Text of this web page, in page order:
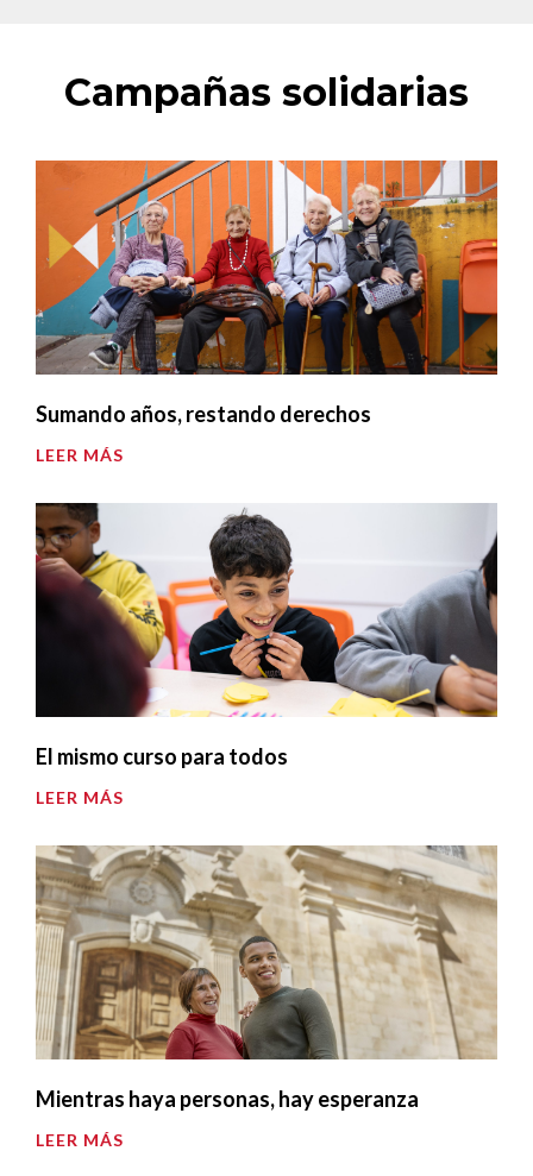
Campañas solidarias
Sumando años, restando derechos
LEER MÁS
El mismo curso para todos
LEER MÁS
Mientras haya personas, hay esperanza
LEER MÁS